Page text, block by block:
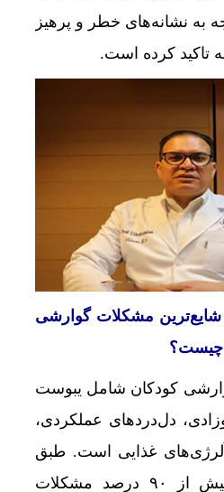
به نشانه‌های خطر و پرهیز
تاکید کرده است.
شایع‌ترین مشکلات گوارشی
چیست؟
کودکان شامل یبوست
دل‌دردهای عملکردی،
غذایی است. طبق
منابع معتبر علمی، بیش از ۹۰ درصد مشکلات